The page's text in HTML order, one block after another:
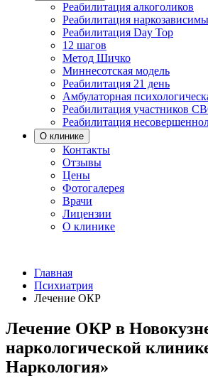
Реабилитация алкоголиков
Реабилитация
Реабилитация Day Top
12 шагов
Метод Шичко
Миннесотская модель
Реабилитация 21 день
Амбулаторная
Реабилитация участников
Реабилитация
О клинике
Контакты
Отзывы
Цены
Фотогалерея
Врачи
Лицензии
О клинике
Главная
Психиатрия
Лечение ОКР
Лечение ОКР в
наркологической
Наркология»